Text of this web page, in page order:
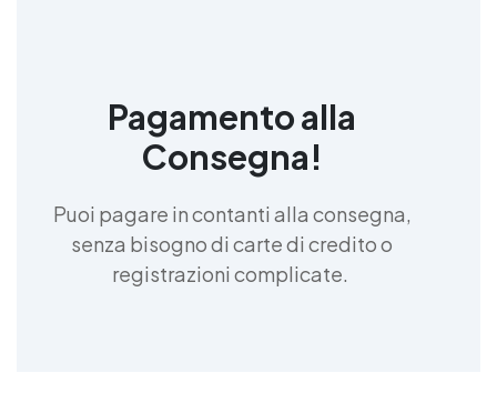
Pagamento alla
Consegna!
Puoi pagare in contanti alla consegna,
senza bisogno di carte di credito o
registrazioni complicate.